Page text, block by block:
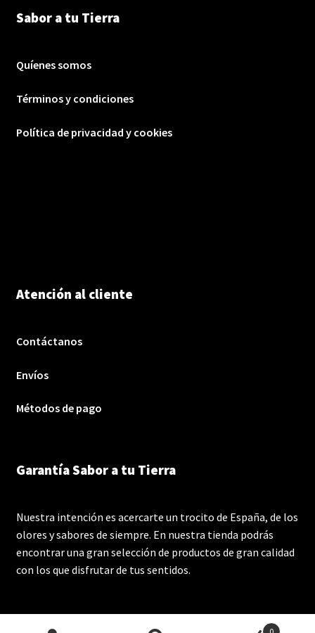
Sabor a tu Tierra
Quíenes somos
Términos y condiciones
Política de privacidad y cookies
Atención al cliente
Contáctanos
Envíos
Métodos de pago
Garantía Sabor a tu Tierra
Nuestra intención es acercarte un trocito de España, de los
olores y sabores de siempre. En nuestra tienda podrás
encontrar una gran selección de productos de gran calidad
con los que disfrutar de tus sentidos.